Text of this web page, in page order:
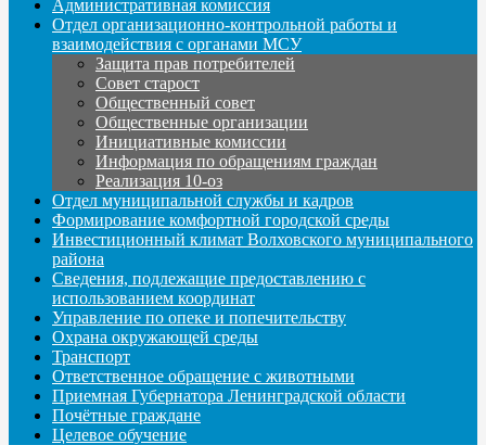
Административная комиссия
Отдел организационно-контрольной работы и
взаимодействия с органами МСУ
Защита прав потребителей
Совет старост
Общественный совет
Общественные организации
Инициативные комиссии
Информация по обращениям граждан
Реализация 10-оз
Отдел муниципальной службы и кадров
Формирование комфортной городской среды
Инвестиционный климат Волховского муниципального
района
Сведения, подлежащие предоставлению с
использованием координат
Управление по опеке и попечительству
Охрана окружающей среды
Транспорт
Ответственное обращение с животными
Приемная Губернатора Ленинградской области
Почётные граждане
Целевое обучение